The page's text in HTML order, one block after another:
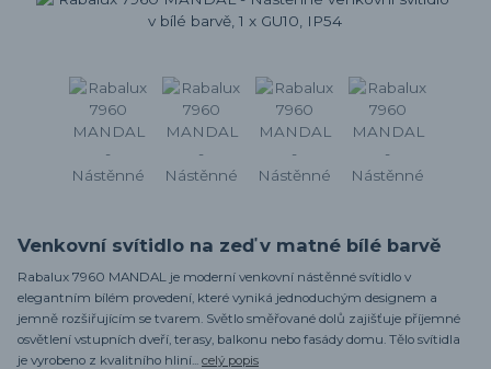
Venkovní svítidlo na zeď v matné bílé barvě
Rabalux 7960 MANDAL je moderní venkovní nástěnné svítidlo v
elegantním bílém provedení, které vyniká jednoduchým designem a
jemně rozšiřujícím se tvarem. Světlo směřované dolů zajišťuje příjemné
osvětlení vstupních dveří, terasy, balkonu nebo fasády domu. Tělo svítidla
je vyrobeno z kvalitního hliní... celý popis